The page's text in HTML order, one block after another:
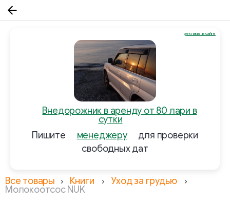
Внедорожник в аренду от 80 лари в
сутки
Пишите
менеджеру
для проверки
свободных дат
реклама на сайте
Все товары Книги Уход за грудью
Молокоотсос NUK